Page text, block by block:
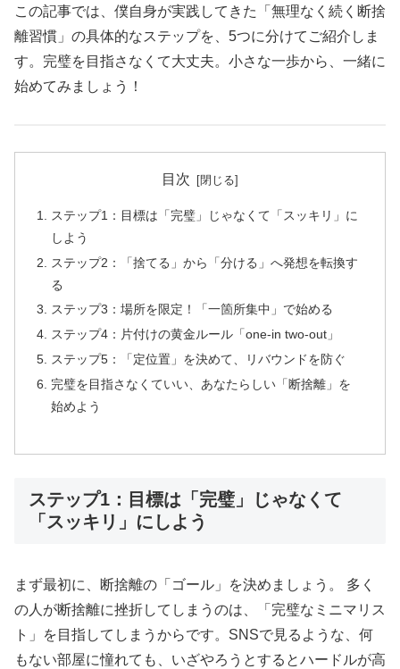
この記事では、僕自身が実践してきた「無理なく続く断捨
離習慣」の具体的なステップを、5つに分けてご紹介しま
す。完璧を目指さなくて大丈夫。小さな一歩から、一緒に
始めてみましょう！
目次
ステップ1：目標は「完璧」じゃなくて「スッキリ」に
しよう
ステップ2：「捨てる」から「分ける」へ発想を転換す
る
ステップ3：場所を限定！「一箇所集中」で始める
ステップ4：片付けの黄金ルール「one-in two-out」
ステップ5：「定位置」を決めて、リバウンドを防ぐ
完璧を目指さなくていい、あなたらしい「断捨離」を
始めよう
ステップ1：目標は「完璧」じゃなくて
「スッキリ」にしよう
まず最初に、断捨離の「ゴール」を決めましょう。 多く
の人が断捨離に挫折してしまうのは、「完璧なミニマリス
ト」を目指してしまうからです。SNSで見るような、何
もない部屋に憧れても、いざやろうとするとハードルが高